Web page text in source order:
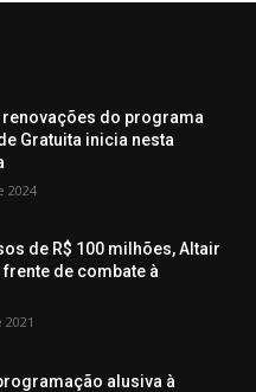
renovações do programa
Gratuita inicia nesta
2024
de R$ 100 milhões, Altair
de combate à
alusiva à